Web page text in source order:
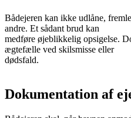
Bådejeren kan ikke udlåne,
andre. Et sådant brud kan
medføre øjeblikkelig opsigelse.
ægtefælle ved skilsmisse eller
dødsfald.
Dokumentation af